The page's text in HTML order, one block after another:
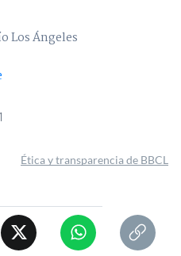
Los Ángeles
Ética y transparencia de BBCL